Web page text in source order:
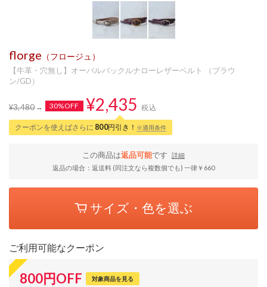
florge （フロージュ）
【牛革・穴無し】オーバルバックルナローレザーベルト （ブラウ
ン/GD）
¥3,480 30%OFF ¥2,435 税込
クーポンを使えばさらに 800円引き！ ※適用条件
この商品は返品可能です
詳細
返品の場合：返送料 (同注文なら複数個でも) 一律￥660
サイズ・色を選ぶ
ご利用可能なクーポン
800円OFF 対象商品を見る